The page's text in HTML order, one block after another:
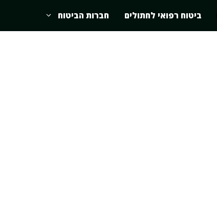
ביטוח רפואי לחתולים חברות הביטוח